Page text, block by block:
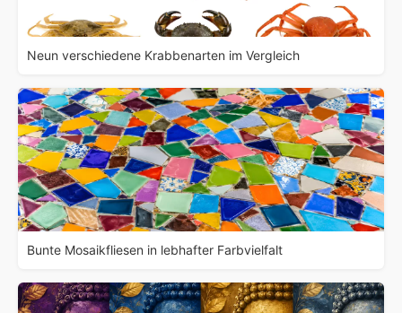
Neun verschiedene Krabbenarten im Vergleich
Bunte Mosaikfliesen in lebhafter Farbvielfalt